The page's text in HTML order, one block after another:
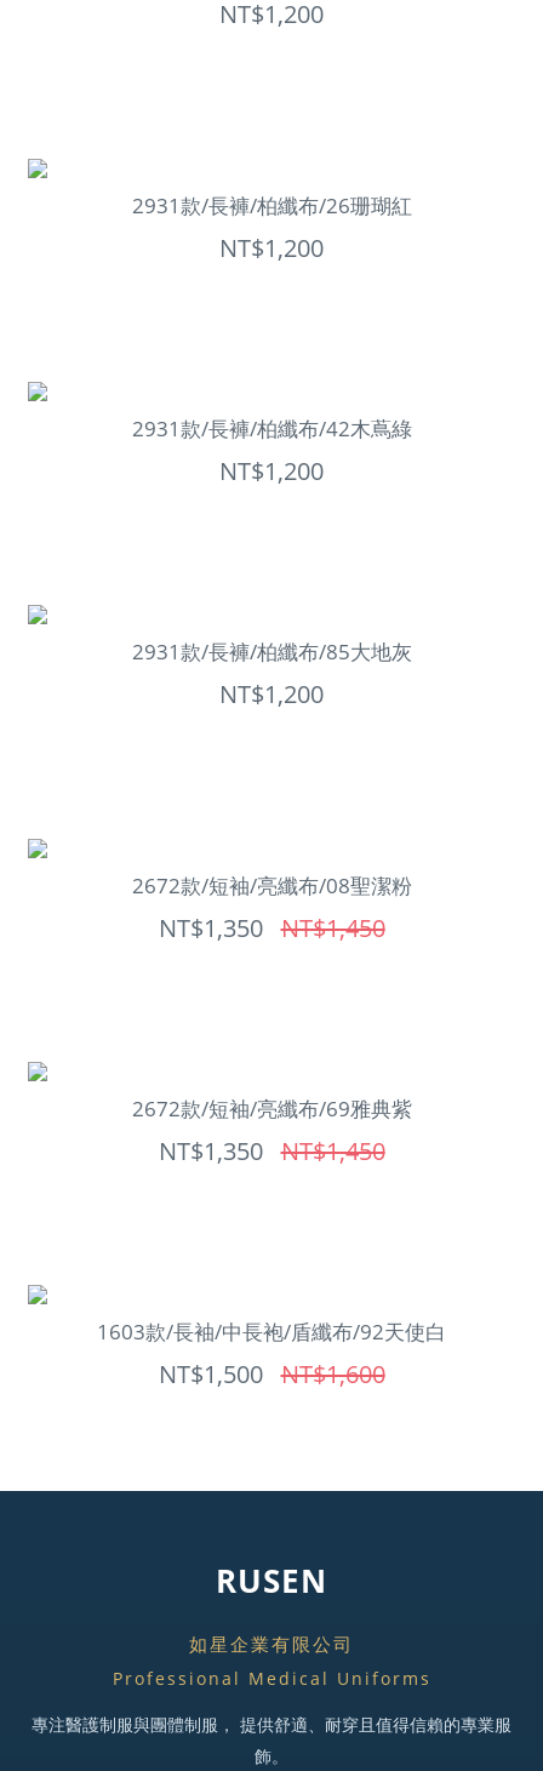
NT$1,200
2931款/長褲/柏纖布/26珊瑚紅
NT$1,200
2931款/長褲/柏纖布/42木蔦綠
NT$1,200
2931款/長褲/柏纖布/85大地灰
NT$1,200
2672款/短袖/亮纖布/08聖潔粉
NT$1,350NT$1,450
2672款/短袖/亮纖布/69雅典紫
NT$1,350NT$1,450
1603款/長袖/中長袍/盾纖布/92天使白
NT$1,500NT$1,600
RUSEN
如星企業有限公司
Professional Medical Uniforms
專注醫護制服與團體制服， 提供舒適、耐穿且值得信賴的專業服
飾。